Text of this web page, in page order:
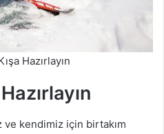
Hazırlayın
kendimiz için birtakım